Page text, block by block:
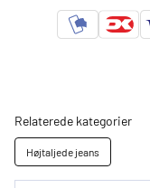
Relaterede kategorier
Højtaljede jeans